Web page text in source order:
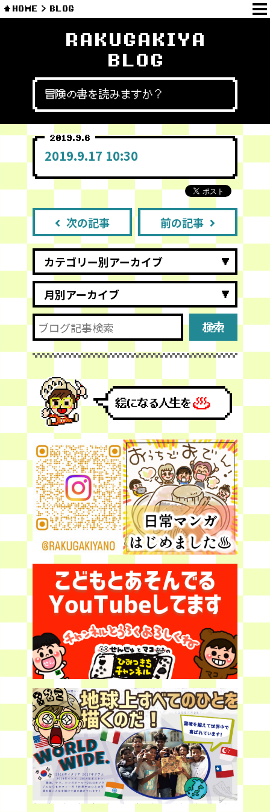
HOME BLOG
RAKUGAKIYA
BLOG
冒険の書を読みますか？
2019.9.6
2019.9.17 10:30
次の記事 前の記事